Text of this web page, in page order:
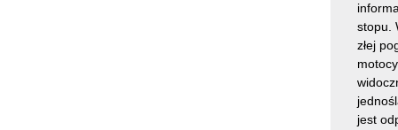
stopu.
złej
jest